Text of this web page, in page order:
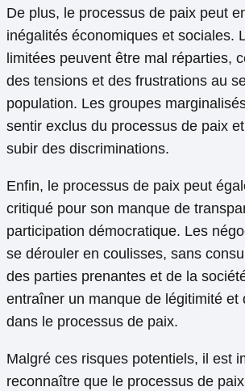
De plus, le processus de paix peut
inégalités économiques et sociales.
limitées peuvent être mal réparties,
des tensions et des frustrations au
population. Les groupes
sentir exclus du processus de paix
subir des discriminations.
Enfin, le processus de paix peut
critiqué pour son manque de
participation démocratique. Les
se dérouler en coulisses, sans
des parties prenantes et de la
entraîner un manque de légitimité et
dans le processus de paix.
Malgré ces risques potentiels, il est
reconnaître que le processus de